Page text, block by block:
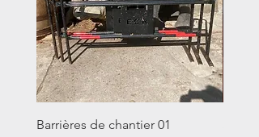
Barrières de chantier 01